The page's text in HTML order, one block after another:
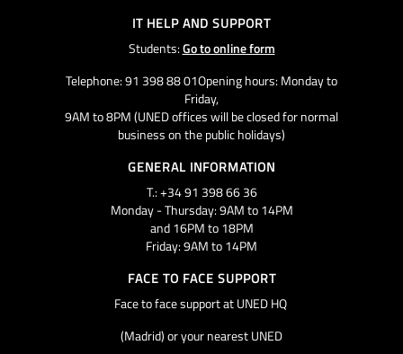
IT HELP AND SUPPORT
Students:Go to online form
Telephone: 91 398 88 01Opening hours: Monday to
Friday,
9AM to 8PM (UNED offices will be closed for normal
business on the public holidays)
GENERAL INFORMATION
T.: +34 91 398 66 36
Monday - Thursday: 9AM to 14PM
and 16PM to 18PM
Friday: 9AM to 14PM
FACE TO FACE SUPPORT
Face to face support at UNED HQ
(Madrid) or your nearest UNED